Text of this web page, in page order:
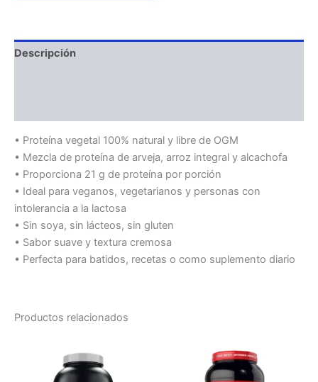
Descripción
• Proteína vegetal 100% natural y libre de OGM
• Mezcla de proteína de arveja, arroz integral y alcachofa
• Proporciona 21 g de proteína por porción
• Ideal para veganos, vegetarianos y personas con
intolerancia a la lactosa
• Sin soya, sin lácteos, sin gluten
• Sabor suave y textura cremosa
• Perfecta para batidos, recetas o como suplemento diario
Productos relacionados
producto
tiene
producto
tiene